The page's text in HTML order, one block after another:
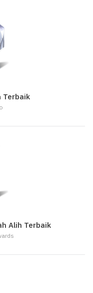
Terbaik
Alih Terbaik